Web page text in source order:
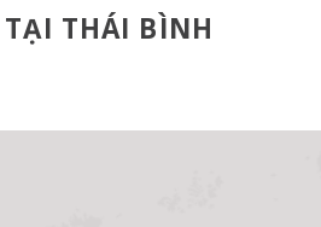
THÁI BÌNH